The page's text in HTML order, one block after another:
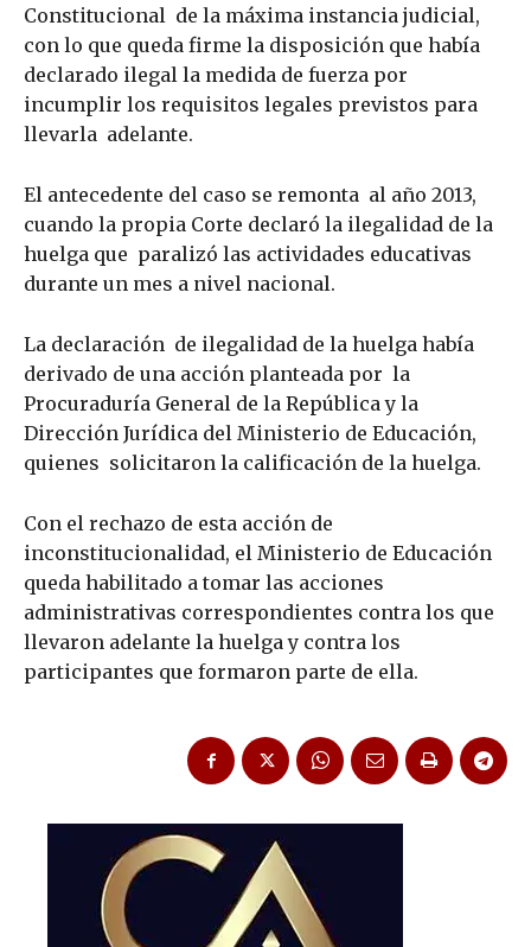
Constitucional de la máxima instancia judicial,
con lo que queda firme la disposición que había
declarado ilegal la medida de fuerza por
incumplir los requisitos legales previstos para
llevarla adelante.
El antecedente del caso se remonta al año 2013,
cuando la propia Corte declaró la ilegalidad de la
huelga que paralizó las actividades educativas
durante un mes a nivel nacional.
La declaración de ilegalidad de la huelga había
derivado de una acción planteada por la
Procuraduría General de la República y la
Dirección Jurídica del Ministerio de Educación,
quienes solicitaron la calificación de la huelga.
Con el rechazo de esta acción de
inconstitucionalidad, el Ministerio de Educación
queda habilitado a tomar las acciones
administrativas correspondientes contra los que
llevaron adelante la huelga y contra los
participantes que formaron parte de ella.